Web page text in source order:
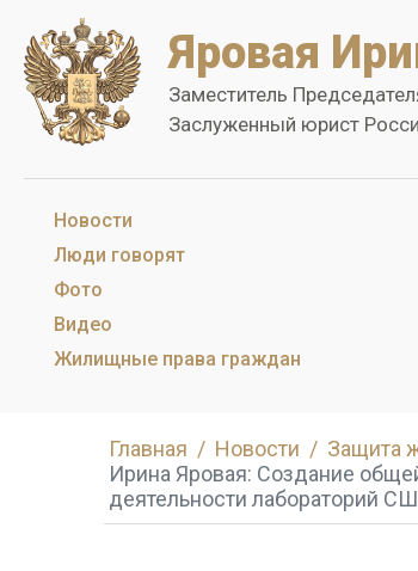
Яровая
Заместитель
Заслуженный юрист
Новости
Люди говорят
Фото
Видео
Жилищные права граждан
Главная Новости
Защита
Ирина Яровая: Cоздание
деятельности лабораторий